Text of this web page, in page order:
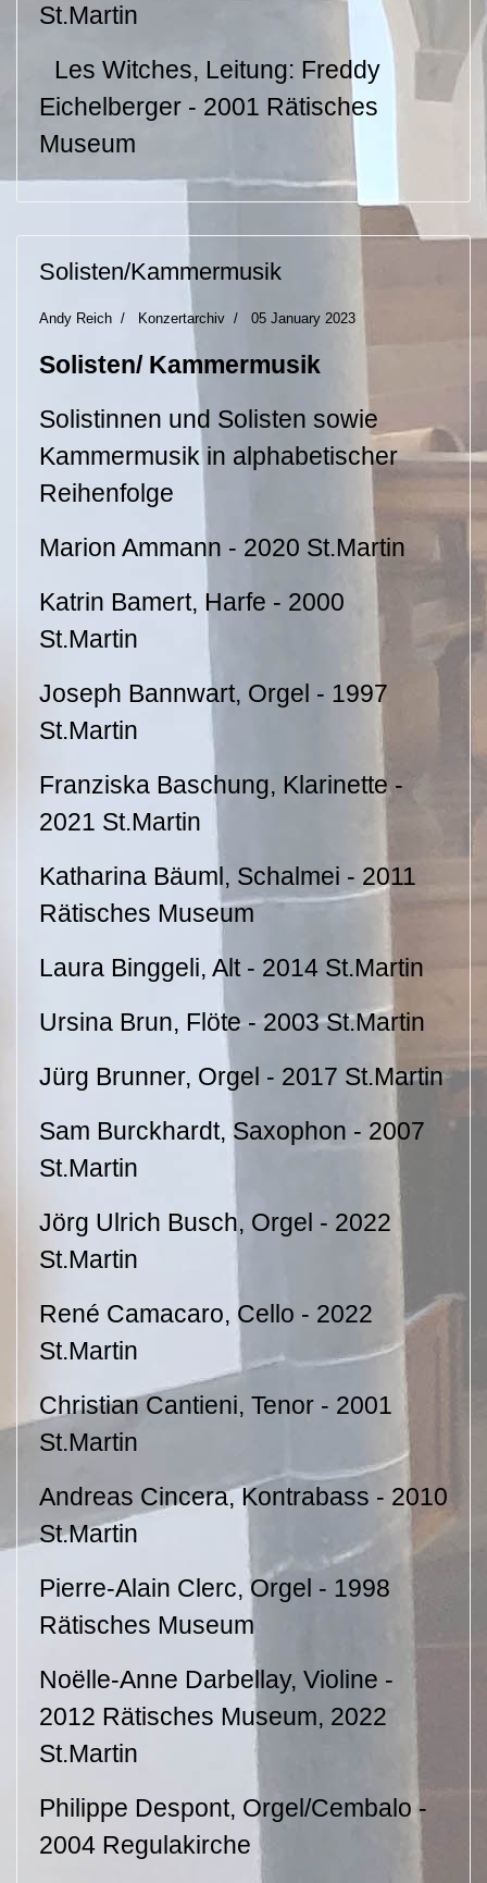
St.Martin
Les Witches, Leitung: Freddy
Eichelberger - 2001 Rätisches
Museum
Solisten/Kammermusik
Andy Reich Konzertarchiv 05 January 2023
Solisten/ Kammermusik
Solistinnen und Solisten sowie
Kammermusik in alphabetischer
Reihenfolge
Marion Ammann - 2020 St.Martin
Katrin Bamert, Harfe - 2000
St.Martin
Joseph Bannwart, Orgel - 1997
St.Martin
Franziska Baschung, Klarinette -
2021 St.Martin
Katharina Bäuml, Schalmei - 2011
Rätisches Museum
Laura Binggeli, Alt - 2014 St.Martin
Ursina Brun, Flöte - 2003 St.Martin
Jürg Brunner, Orgel - 2017 St.Martin
Sam Burckhardt, Saxophon - 2007
St.Martin
Jörg Ulrich Busch, Orgel - 2022
St.Martin
René Camacaro, Cello - 2022
St.Martin
Christian Cantieni, Tenor - 2001
St.Martin
Andreas Cincera, Kontrabass - 2010
St.Martin
Pierre-Alain Clerc, Orgel - 1998
Rätisches Museum
Noëlle-Anne Darbellay, Violine -
2012 Rätisches Museum, 2022
St.Martin
Philippe Despont, Orgel/Cembalo -
2004 Regulakirche